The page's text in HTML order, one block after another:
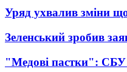
Уряд ухвалив зміни
Зеленський зробив
"Медові пастки": СБУ